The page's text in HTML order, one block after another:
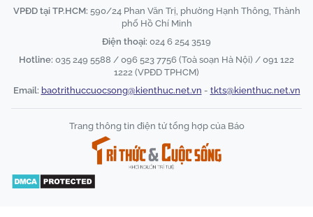
VPĐD tại TP.HCM: 590/24 Phan Văn Trị, phường Hạnh Thông, Thành
phố Hồ Chí Minh
Điện thoại: 024 6 254 3519
Hotline: 035 249 5588 / 096 523 7756 (Toà soạn Hà Nội) / 091 122
1222 (VPĐD TPHCM)
Email: baotrithuccuocsong@kienthuc.net.vn - tkts@kienthuc.net.vn
Trang thông tin điện tử tổng hợp của Báo